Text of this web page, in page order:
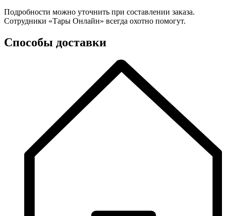
Подробности можно уточнить при составлении заказа.
Сотрудники «Тары Онлайн» всегда охотно помогут.
Способы доставки